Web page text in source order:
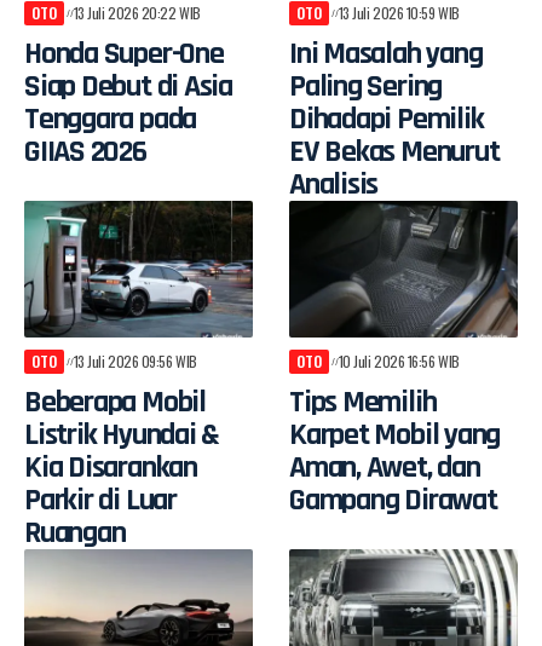
OTO 13 Juli 2026 20:22 WIB
Honda Super-One
Siap Debut di Asia
Tenggara pada
GIIAS 2026
OTO 13 Juli 2026 10:59 WIB
Ini Masalah yang
Paling Sering
Dihadapi Pemilik
EV Bekas Menurut
Analisis
OTO 13 Juli 2026 09:56 WIB
Beberapa Mobil
Listrik Hyundai &
Kia Disarankan
Parkir di Luar
Ruangan
OTO 10 Juli 2026 16:56 WIB
Tips Memilih
Karpet Mobil yang
Aman, Awet, dan
Gampang Dirawat